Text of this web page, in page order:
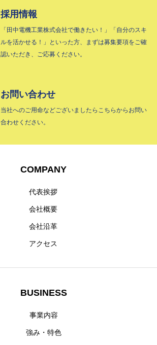
採用情報
「田中電機工業株式会社で働きたい！」「自分のスキ
ルを活かせる！」といった方、まずは募集要項をご確
認いただき、ご応募ください。
お問い合わせ
当社へのご用命などございましたらこちらからお問い
合わせください。
COMPANY
代表挨拶
会社概要
会社沿革
アクセス
BUSINESS
事業内容
強み・特色